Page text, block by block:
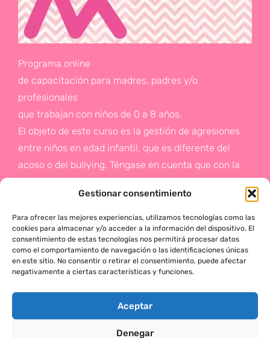
Gestionar consentimiento
Para ofrecer las mejores experiencias, utilizamos tecnologías como las
cookies para almacenar y/o acceder a la información del dispositivo. El
consentimiento de estas tecnologías nos permitirá procesar datos
como el comportamiento de navegación o las identificaciones únicas
en este sitio. No consentir o retirar el consentimiento, puede afectar
negativamente a ciertas características y funciones.
Aceptar
Denegar
Programa online
de capacitación para madres, padres y/o
profesionales
que trabajan con niños de 0 a 8 años.
El objeto de este curso es la gestión de agresiones
entre niños en edad infantil, que es diferente del
acoso o del bullying. Téngase en cuenta que con la
de la prevención a un problema que suele aparecer
en etapas posteriores como es el acoso.
Si deseas más información,
haz click en este enlace: